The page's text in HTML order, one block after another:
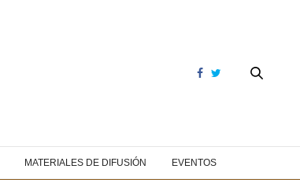
MATERIALES DE DIFUSIÓN EVENTOS